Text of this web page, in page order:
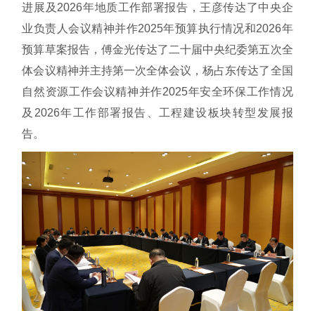
进展及2026年地质工作部署报告，王彦传达了中央企
业负责人会议精神并作2025年预算执行情况和2026年
预算草案报告，傅金光传达了二十届中央纪委第五次全
体会议精神并主持第一次全体会议，杨占东传达了全国
自然资源工作会议精神并作2025年安全环保工作情况
及2026年工作部署报告、工程建设板块转型发展报
告。